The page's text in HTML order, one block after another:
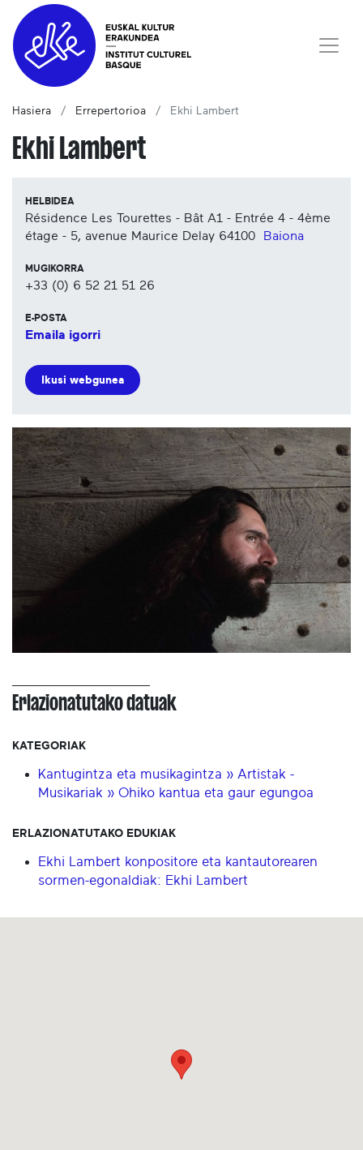
Hasiera Errepertorioa Ekhi Lambert
Ekhi Lambert
HELBIDEA
Résidence Les Tourettes - Bât A1 - Entrée 4 - 4ème
étage - 5, avenue Maurice Delay 64100 Baiona
MUGIKORRA
+33 (0) 6 52 21 51 26
E-POSTA
Emaila igorri
Ikusi webgunea
Erlazionatutako datuak
KATEGORIAK
Kantugintza eta musikagintza » Artistak -
Musikariak » Ohiko kantua eta gaur egungoa
ERLAZIONATUTAKO EDUKIAK
Ekhi Lambert konpositore eta kantautorearen
sormen-egonaldiak: Ekhi Lambert